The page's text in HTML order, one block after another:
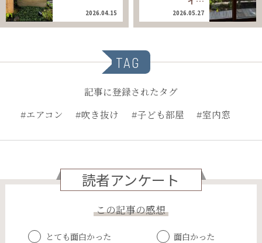
2026.04.15 2026.05.27
TAG
記事に登録されたタグ
#エアコン
#吹き抜け #子ども部屋 #室内窓
読者アンケート
この記事の感想
とても面白かった 面白かった